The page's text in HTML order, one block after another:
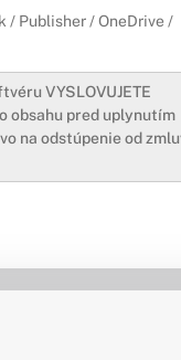
/ Publisher / OneDrive /
VYSLOVUJETE
obsahu pred uplynutím
na odstúpenie od